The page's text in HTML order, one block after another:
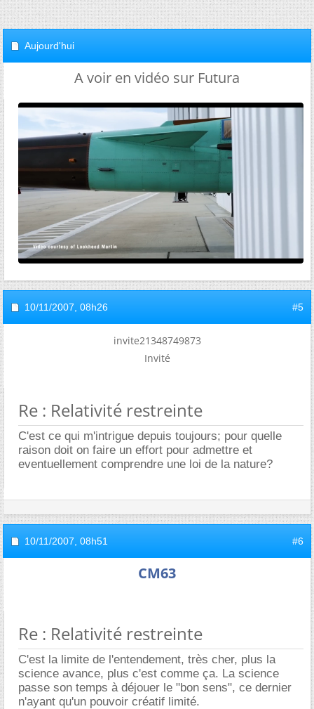
Aujourd'hui
A voir en vidéo sur Futura
10/11/2007, 08h26 #5
invite21348749873
Invité
Re : Relativité restreinte
C'est ce qui m'intrigue depuis toujours; pour quelle
raison doit on faire un effort pour admettre et
eventuellement comprendre une loi de la nature?
10/11/2007, 08h51 #6
CM63
Re : Relativité restreinte
C'est la limite de l'entendement, très cher, plus la
science avance, plus c'est comme ça. La science
passe son temps à déjouer le "bon sens", ce dernier
n'ayant qu'un pouvoir créatif limité.